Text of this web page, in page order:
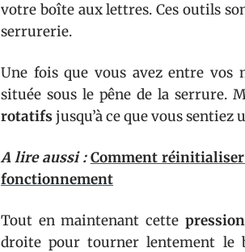
votre boîte aux lettres. Ces outils
serrurerie.
Une fois que vous avez entre vos
située sous le pêne de la serrure.
rotatifs jusqu’à ce que vous sentiez
A lire aussi : Comment réinitialiser
fonctionnement
Tout en maintenant cette
droite pour tourner lentement le